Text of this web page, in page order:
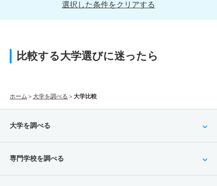
選択した条件をクリアする
比較する大学選びに迷ったら
ホーム ＞ 大学を調べる ＞ 大学比較
大学を調べる
専門学校を調べる